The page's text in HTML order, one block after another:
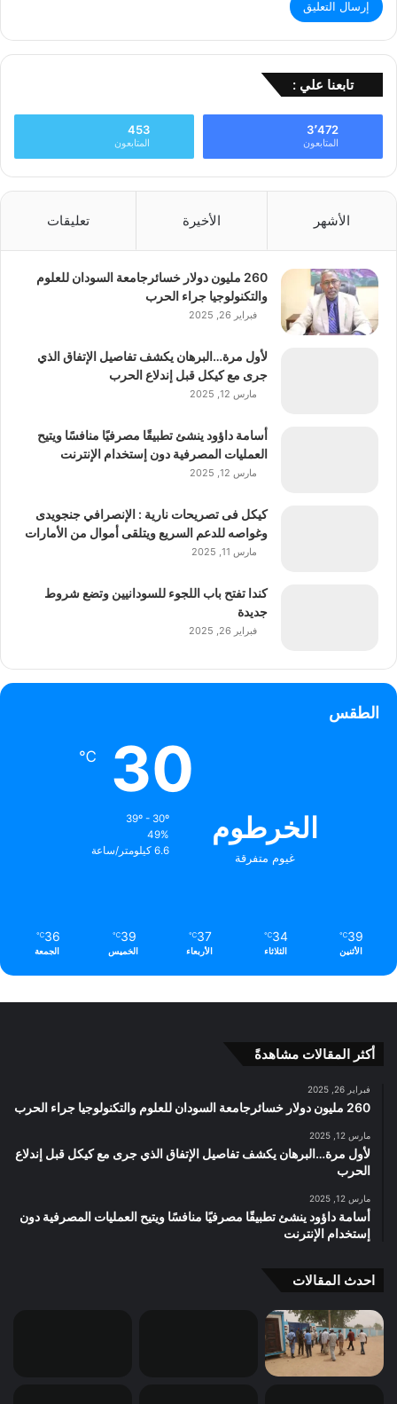
تابعنا علي :
3٬472
المتابعون
453
المتابعون
الأشهر الأخيرة تعليقات
260 مليون دولار خسائرجامعة السودان للعلوم
والتكنولوجيا جراء الحرب
فبراير 26, 2025
لأول مرة…البرهان يكشف تفاصيل الإتفاق الذي
جرى مع كيكل قبل إندلاع الحرب
مارس 12, 2025
أسامة داؤود ينشئ تطبيقًا مصرفيًا منافسًا ويتيح
العمليات المصرفية دون إستخدام الإنترنت
مارس 12, 2025
كيكل فى تصريحات نارية : الإنصرافي جنجويدى
وغواصه للدعم السريع ويتلقى أموال من الأمارات
مارس 11, 2025
كندا تفتح باب اللجوء للسودانيين وتضع شروط
جديدة
فبراير 26, 2025
الطقس
الخرطوم
غيوم متفرقة
30
℃
49%
6.6 كيلومتر/ساعة
39
℃
الأثنين
34
℃
الثلاثاء
37
℃
الأربعاء
39
℃
الخميس
36
℃
الجمعة
أكثر المقالات مشاهدةً
فبراير 26, 2025
260 مليون دولار خسائرجامعة السودان للعلوم والتكنولوجيا جراء الحرب
مارس 12, 2025
لأول مرة…البرهان يكشف تفاصيل الإتفاق الذي جرى مع كيكل قبل إندلاع
الحرب
مارس 12, 2025
أسامة داؤود ينشئ تطبيقًا مصرفيًا منافسًا ويتيح العمليات المصرفية دون
إستخدام الإنترنت
احدث المقالات